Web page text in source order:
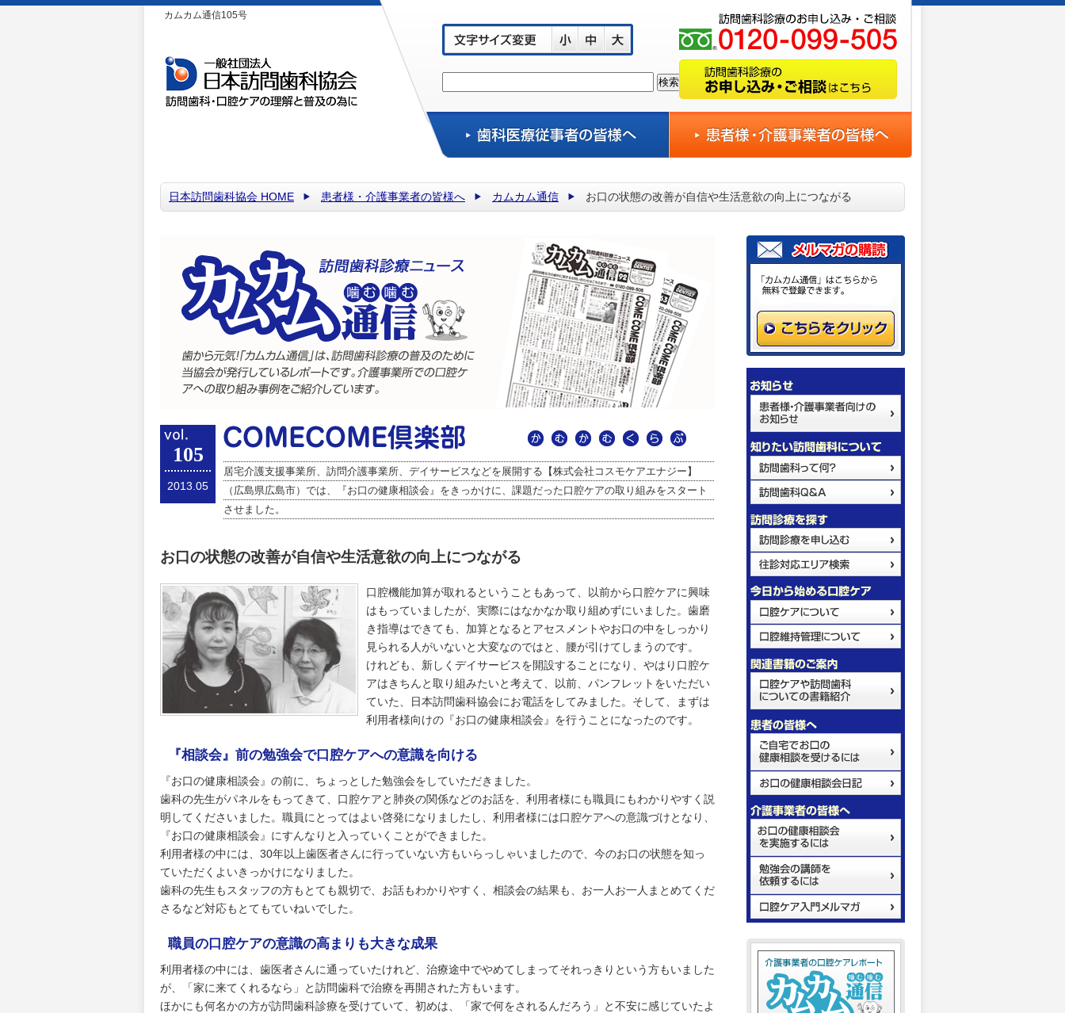
カムカム通信105号
日本訪問歯科協会 HOME 患者様・介護事業者の皆様へ カムカム通信 お口の状態の改善が自信や生活意欲の向上につながる
105
2013.05
居宅介護支援事業所、訪問介護事業所、デイサービスなどを展開する【株式会社コスモケアエナジー】
（広島県広島市）では、『お口の健康相談会』をきっかけに、課題だった口腔ケアの取り組みをスタート
させました。
お口の状態の改善が自信や生活意欲の向上につながる
口腔機能加算が取れるということもあって、以前から口腔ケアに興味
はもっていましたが、実際にはなかなか取り組めずにいました。歯磨
き指導はできても、加算となるとアセスメントやお口の中をしっかり
見られる人がいないと大変なのではと、腰が引けてしまうのです。
けれども、新しくデイサービスを開設することになり、やはり口腔ケ
アはきちんと取り組みたいと考えて、以前、パンフレットをいただい
ていた、日本訪問歯科協会にお電話をしてみました。そして、まずは
利用者様向けの『お口の健康相談会』を行うことになったのです。
『相談会』前の勉強会で口腔ケアへの意識を向ける
『お口の健康相談会』の前に、ちょっとした勉強会をしていただきました。
歯科の先生がパネルをもってきて、口腔ケアと肺炎の関係などのお話を、利用者様にも職員にもわかりやすく説
明してくださいました。職員にとってはよい啓発になりましたし、利用者様には口腔ケアへの意識づけとなり、
『お口の健康相談会』にすんなりと入っていくことができました。
利用者様の中には、30年以上歯医者さんに行っていない方もいらっしゃいましたので、今のお口の状態を知っ
ていただくよいきっかけになりました。
歯科の先生もスタッフの方もとても親切で、お話もわかりやすく、相談会の結果も、お一人お一人まとめてくだ
さるなど対応もとてもていねいでした。
職員の口腔ケアの意識の高まりも大きな成果
利用者様の中には、歯医者さんに通っていたけれど、治療途中でやめてしまってそれっきりという方もいました
が、「家に来てくれるなら」と訪問歯科で治療を再開された方もいます。
ほかにも何名かの方が訪問歯科診療を受けていて、初めは、「家で何をされるんだろう」と不安に感じていたよ